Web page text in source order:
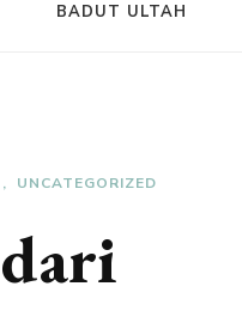
BADUT ULTAH
UNCATEGORIZED